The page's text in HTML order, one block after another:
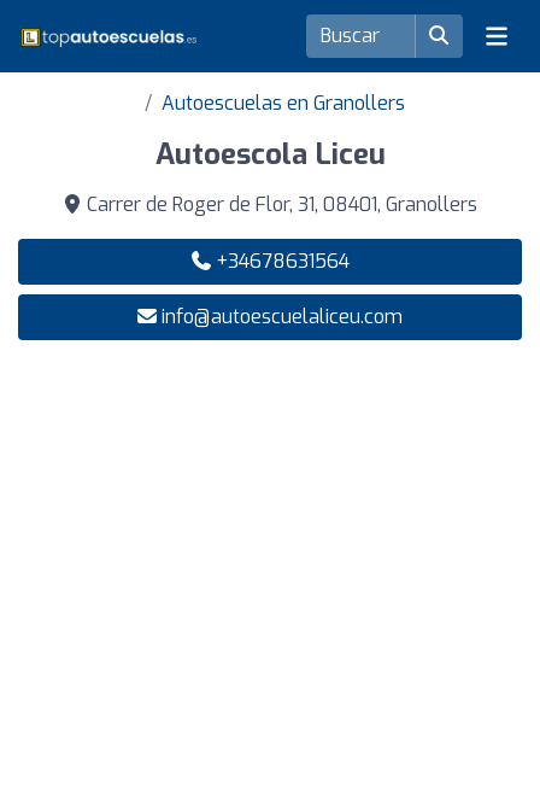
Autoescuelas en Granollers
Autoescola Liceu
Carrer de Roger de Flor, 31, 08401, Granollers
+34678631564
info@autoescuelaliceu.com